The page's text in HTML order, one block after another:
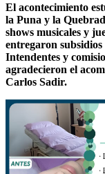
El acontecimiento
la Puna y la
shows musicales y
entregaron subsidios
Intendentes y
agradecieron el
Carlos Sadir.